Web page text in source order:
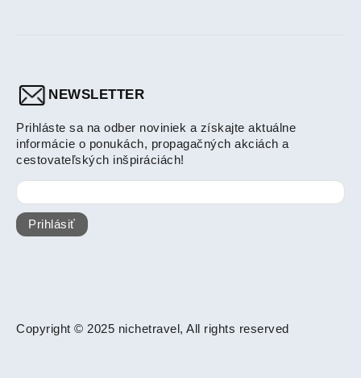
NEWSLETTER
Prihláste sa na odber noviniek a získajte aktuálne
informácie o ponukách, propagačných akciách a
cestovateľských inšpiráciách!
Prihlásiť
Copyright © 2025 nichetravel, All rights reserved